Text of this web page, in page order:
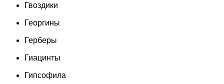
Гвоздики
Георгины
Герберы
Гиацинты
Гипсофила